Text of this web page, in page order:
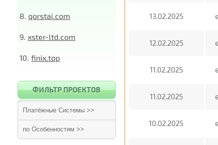
8. qorstai.com
9. xster-ltd.com
10. finix.top
ФИЛЬТР ПРОЕКТОВ
Платёжные Системы >>
по Особенностям >>
13.02.2025
12.02.2025
11.02.2025
11.02.2025
10.02.2025